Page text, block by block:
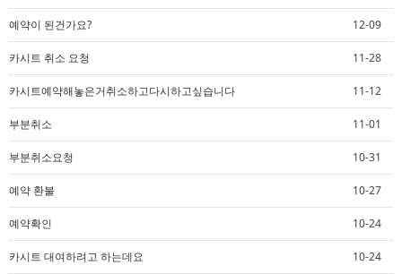
예약이 된건가요? 12-09
카시트 취소 요청 11-28
카시트예약해놓은거취소하고다시하고싶습니다 11-12
부분취소 11-01
부분취소요청 10-31
예약 환불 10-27
예약확인 10-24
카시트 대여하려고 하는데요 10-24